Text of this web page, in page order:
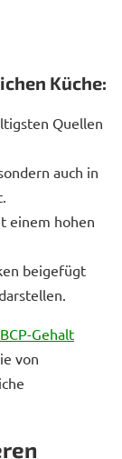
Küche:
Quellen
auch in
einem hohen
beigefügt
Gehalt
von